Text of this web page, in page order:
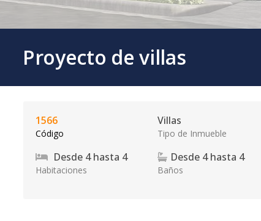
Proyecto de villas
1566
Código
Villas
Tipo de Inmueble
Desde 4hasta 4
Habitaciones
Desde 4hasta 4
Baños